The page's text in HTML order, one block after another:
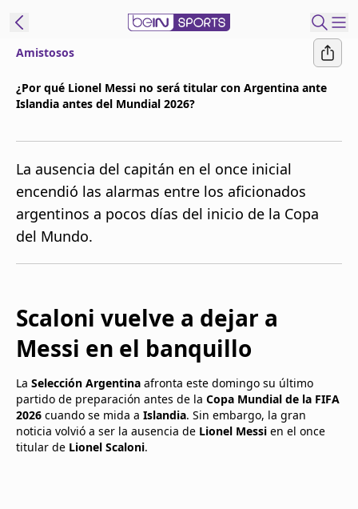
beIN XTRA
notificaciones
Contáctanos
Amistosos
¿Por qué Lionel Messi no será titular con Argentina ante
Islandia antes del Mundial 2026?
La ausencia del capitán en el once inicial
encendió las alarmas entre los aficionados
argentinos a pocos días del inicio de la Copa
del Mundo.
Scaloni vuelve a dejar a
Messi en el banquillo
La Selección Argentina afronta este domingo su último
partido de preparación antes de la Copa Mundial de la FIFA
2026 cuando se mida a Islandia. Sin embargo, la gran
noticia volvió a ser la ausencia de Lionel Messi en el once
titular de Lionel Scaloni.